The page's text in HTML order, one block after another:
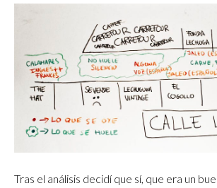
Tras el análisis decidí que sí, que era un